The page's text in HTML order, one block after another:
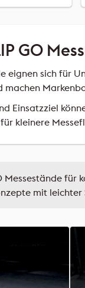
GO
eignen sich für
machen
Einsatzziel
für kleinere
Messestände
mit